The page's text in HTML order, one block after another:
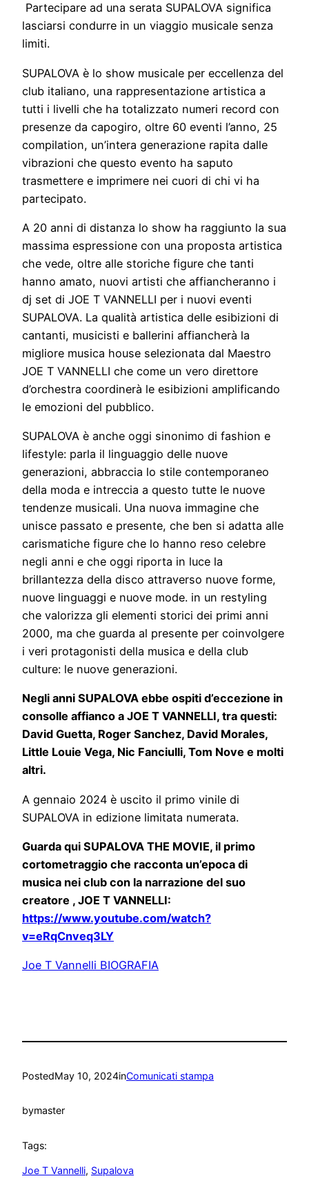
Partecipare ad una serata SUPALOVA significa
lasciarsi condurre in un viaggio musicale senza
limiti.
SUPALOVA è lo show musicale per eccellenza del
club italiano, una rappresentazione artistica a
tutti i livelli che ha totalizzato numeri record con
presenze da capogiro, oltre 60 eventi l’anno, 25
compilation, un’intera generazione rapita dalle
vibrazioni che questo evento ha saputo
trasmettere e imprimere nei cuori di chi vi ha
partecipato.
A 20 anni di distanza lo show ha raggiunto la sua
massima espressione con una proposta artistica
che vede, oltre alle storiche figure che tanti
hanno amato, nuovi artisti che affiancheranno i
dj set di JOE T VANNELLI per i nuovi eventi
SUPALOVA. La qualità artistica delle esibizioni di
cantanti, musicisti e ballerini affiancherà la
migliore musica house selezionata dal Maestro
JOE T VANNELLI che come un vero direttore
d’orchestra coordinerà le esibizioni amplificando
le emozioni del pubblico.
SUPALOVA è anche oggi sinonimo di fashion e
lifestyle: parla il linguaggio delle nuove
generazioni, abbraccia lo stile contemporaneo
della moda e intreccia a questo tutte le nuove
tendenze musicali. Una nuova immagine che
unisce passato e presente, che ben si adatta alle
carismatiche figure che lo hanno reso celebre
negli anni e che oggi riporta in luce la
brillantezza della disco attraverso nuove forme,
nuove linguaggi e nuove mode. in un restyling
che valorizza gli elementi storici dei primi anni
2000, ma che guarda al presente per coinvolgere
i veri protagonisti della musica e della club
culture: le nuove generazioni.
Negli anni SUPALOVA ebbe ospiti d’eccezione in
consolle affianco a JOE T VANNELLI, tra questi:
David Guetta, Roger Sanchez, David Morales,
Little Louie Vega, Nic Fanciulli, Tom Nove e molti
altri.
A gennaio 2024 è uscito il primo vinile di
SUPALOVA in edizione limitata numerata.
Guarda qui SUPALOVA THE MOVIE, il primo
cortometraggio che racconta un’epoca di
musica nei club con la narrazione del suo
creatore , JOE T VANNELLI:
https://www.youtube.com/watch?
v=eRqCnveq3LY
Joe T Vannelli BIOGRAFIA
PostedMay 10, 2024inComunicati stampa
bymaster
Tags:
Joe T Vannelli, Supalova